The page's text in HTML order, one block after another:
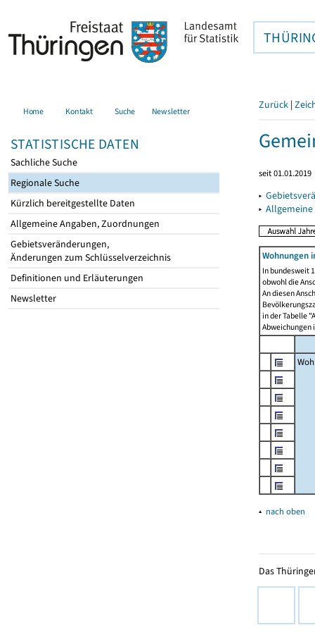
Home Kontakt Suche Newsletter
STATISTISCHE DATEN
Sachliche Suche
Regionale Suche
Kürzlich bereitgestellte Daten
Allgemeine Angaben, Zuordnungen
Gebietsveränderungen,
Änderungen zum Schlüsselverzeichnis
Definitionen und Erläuterungen
Newsletter
Zurück |
seit 01.01.2019
▸
▸
Wohnungen
In bundesweit
obwohl die
An diesen
in der Tabelle
Abweichungen
▴ nach oben
Das